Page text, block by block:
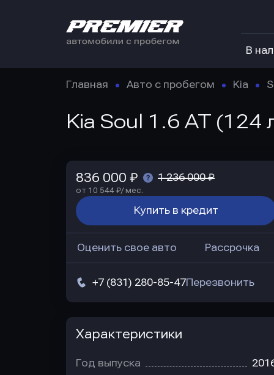
В
Главная Авто с пробегом Kia
Kia Soul 1.6 AT
836 000 ₽ 1 236 000 ₽
от 10 544 ₽/ мес.
Купить в кредит
Оценить свое авто Рассрочка
+7 (831) 280-85-47Перезвонить
Характеристики
Год выпуска